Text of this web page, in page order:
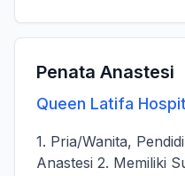
Penata Anastesi
Queen Latifa
1. Pria/Wanita,
Anastesi 2. Memiliki